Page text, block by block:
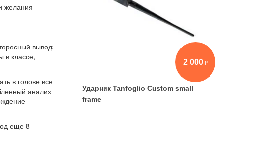
желания
вывод:
в классе,
в голове все
анализ
—
еще 8-
2 000
Ударник Tanfoglio Custom small
frame